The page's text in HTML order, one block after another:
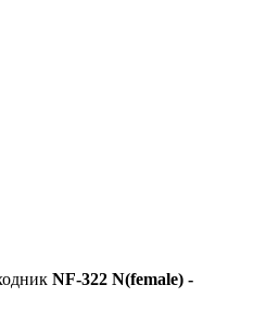
NF-322 N(female) -